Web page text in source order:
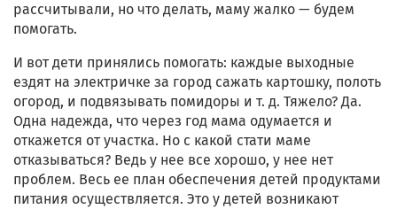
рассчитывали, но что делать, маму жалко — будем
помогать.
И вот дети принялись помогать: каждые выходные
ездят на электричке за город сажать картошку, полоть
огород, и подвязывать помидоры и т. д. Тяжело? Да.
Одна надежда, что через год мама одумается и
откажется от участка. Но с какой стати маме
отказываться? Ведь у нее все хорошо, у нее нет
проблем. Весь ее план обеспечения детей продуктами
питания осуществляется. Это у детей возникают